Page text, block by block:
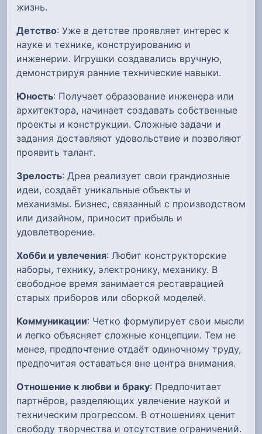
жизнь.
Детство: Уже в детстве проявляет интерес к
науке и технике, конструированию и
инженерии. Игрушки создавались вручную,
демонстрируя ранние технические навыки.
Юность: Получает образование инженера или
архитектора, начинает создавать собственные
проекты и конструкции. Сложные задачи и
задания доставляют удовольствие и позволяют
проявить талант.
Зрелость: Дреа реализует свои грандиозные
идеи, создаёт уникальные объекты и
механизмы. Бизнес, связанный с производством
или дизайном, приносит прибыль и
удовлетворение.
Хобби и увлечения: Любит конструкторские
наборы, технику, электронику, механику. В
свободное время занимается реставрацией
старых приборов или сборкой моделей.
Коммуникации: Четко формулирует свои мысли
и легко объясняет сложные концепции. Тем не
менее, предпочтение отдаёт одиночному труду,
предпочитая оставаться вне центра внимания.
Отношение к любви и браку: Предпочитает
партнёров, разделяющих увлечение наукой и
техническим прогрессом. В отношениях ценит
свободу творчества и отсутствие ограничений.